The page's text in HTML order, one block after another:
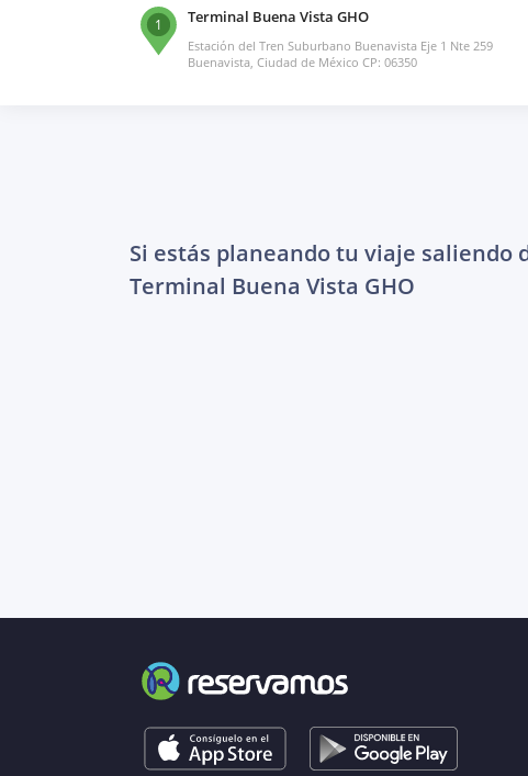
1 Terminal Buena Vista GHO
Estación del Tren Suburbano Buenavista Eje 1 Nte 259
Buenavista, Ciudad de México CP: 06350
Si estás planeando tu viaje saliendo
Terminal Buena Vista GHO